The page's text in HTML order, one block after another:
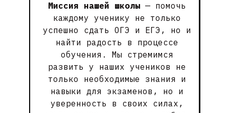
Миссия нашей школы— помочь
каждому ученику не только
успешно сдать ОГЭ и ЕГЭ, но и
найти радость в процессе
обучения. Мы стремимся
развить у наших учеников не
только необходимые знания и
навыки для экзаменов, но и
уверенность в своих силах,